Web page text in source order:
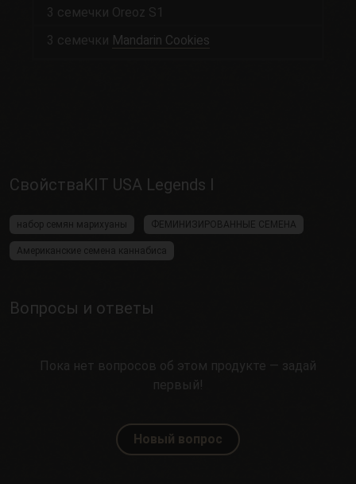
3 семечки Oreoz S1
3 семечки Mandarin Cookies
СвойстваKIT USA Legends I
набор семян марихуаны ФЕМИНИЗИРОВАННЫЕ СЕМЕНА
Американские семена каннабиса
Вопросы и ответы
Пока нет вопросов об этом продукте — задай
первый!
Новый вопрос